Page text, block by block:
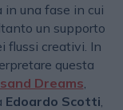
in una fase in cui
un supporto
flussi creativi. In
questa
Dreams
Edoardo Scotti